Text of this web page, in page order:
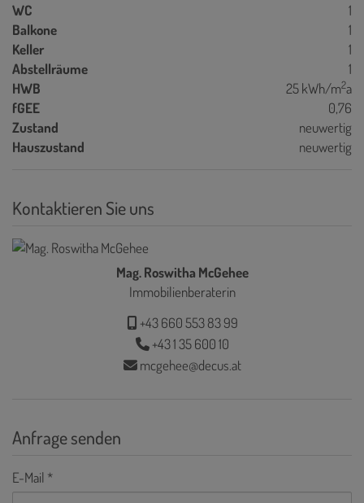
WC
1
Balkone
1
Keller
1
Abstellräume
1
HWB
25 kWh/m2a
fGEE
0,76
Zustand
neuwertig
Hauszustand
neuwertig
Kontaktieren Sie uns
Mag. Roswitha McGehee
Immobilienberaterin
+43 660 553 83 99
+43 1 35 600 10
mcgehee@decus.at
Anfrage senden
E-Mail